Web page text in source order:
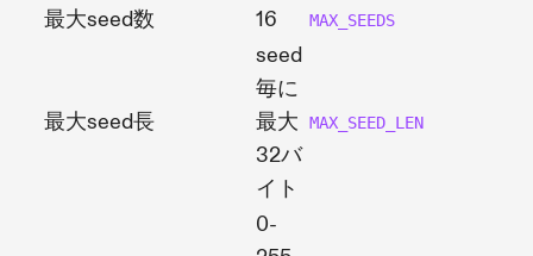
最大seed数
16 MAX_SEEDS
最大seed長
seed
毎に
最大
32バ
イト
MAX_SEED_LEN
0-